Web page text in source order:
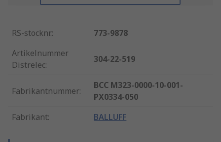
RS-stocknr.:
773-9878
Artikelnummer
Distrelec:
304-22-519
Fabrikantnummer:
BCC M323-0000-10-001-
PX0334-050
Fabrikant: BALLUFF